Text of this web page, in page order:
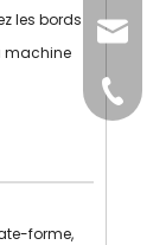
les bords
machine
forme,
+86-